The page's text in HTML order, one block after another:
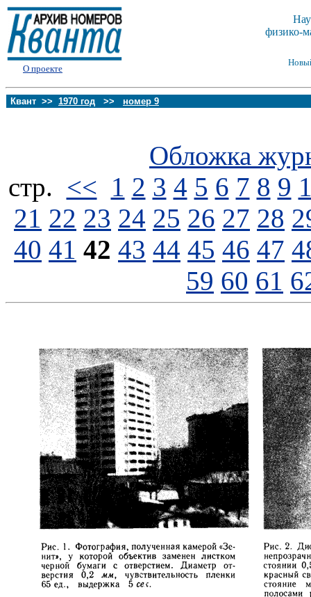
О проекте
физико-
Квант >> 1970 год >> номер 9
Обложка
стp. << 1 2 3 4 5 6 7 8 9
21 22 23 24 25 26 27 28
40 41 42 43 44 45 46 47
59 60 61